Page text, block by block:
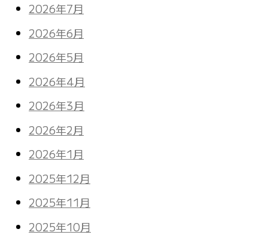
2026年7月
2026年6月
2026年5月
2026年4月
2026年3月
2026年2月
2026年1月
2025年12月
2025年11月
2025年10月